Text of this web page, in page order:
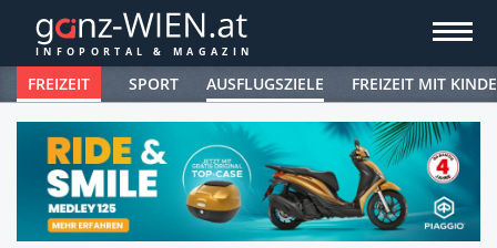
FREIZEIT SPORT AUSFLUGSZIELE FREIZEIT MIT